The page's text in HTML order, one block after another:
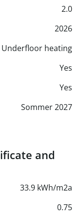
€ 27.000)
2.0
2026
Underfloor heating
Yes
Yes
Sommer 2027
and
33.9 kWh/m2a
0.75